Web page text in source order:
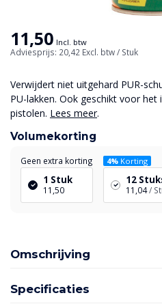
11,50 Incl. btw
Adviesprijs: 20,42 Excl. btw/ Stuk
Verwijdert niet uitgehard PUR-
PU-lakken. Ook geschikt voor het
pistolen. Lees meer.
Volumekorting
Geen extra korting
1 Stuk
11,50
4% Korting
12
11,04/
Omschrijving
Specificaties